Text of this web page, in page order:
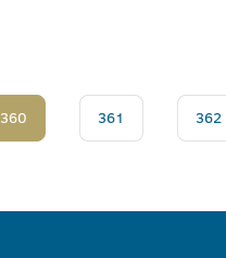
360 361 362